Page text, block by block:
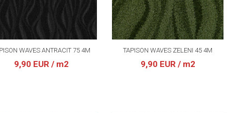
WAVES ANTRACIT 75 4M
9,90 EUR / m2
TAPISON WAVES ZELENI 45 4M
9,90 EUR / m2